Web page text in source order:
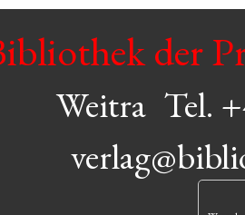
der
Weitra Tel.